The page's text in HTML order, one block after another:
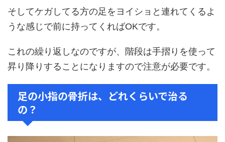
そしてケガしてる方の足をヨイショと連れてくるよ
うな感じで前に持ってくればOKです。
これの繰り返しなのですが、階段は手摺りを使って
昇り降りすることになりますので注意が必要です。
足の小指の骨折は、どれくらいで治る
の？